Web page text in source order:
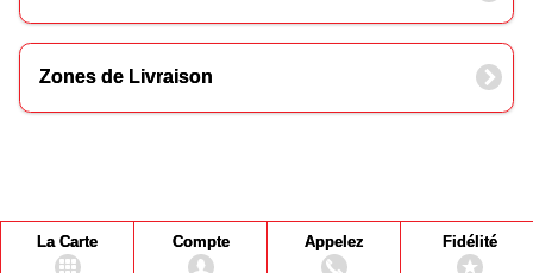
Zones de Livraison
La Carte Compte Appelez Fidélité